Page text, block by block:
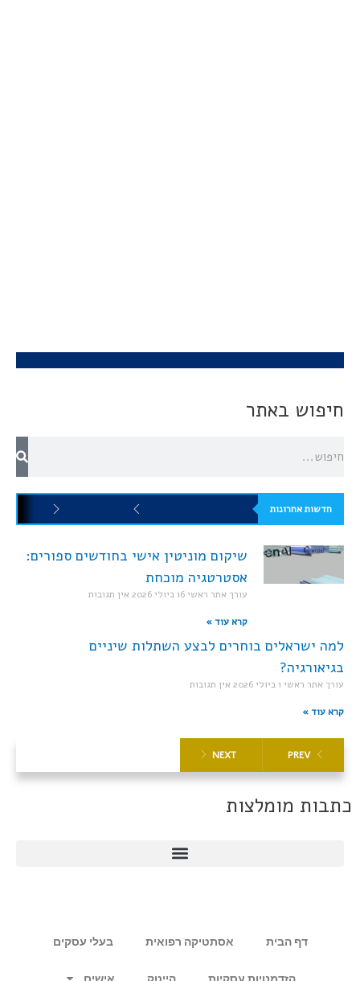
חיפוש באתר
חדשות אחרונות
שיקום מוניטין אישי בחודשים ספורים:
אסטרטגיה מוכחת
עורך אתר ראשי16 ביולי 2026 אין תגובות
קרא עוד »
למה ישראלים בוחרים לבצע השתלות שיניים
בגיאורגיה?
עורך אתר ראשי 1 ביולי 2026 אין תגובות
קרא עוד »
PREV
NEXT
כתבות מומלצות
דף הבית אסתטיקה רפואית בעלי עסקים
הזדמנויות עסקיות הייטק אישים